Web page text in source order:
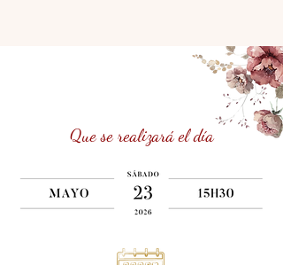
Que se realizará el día